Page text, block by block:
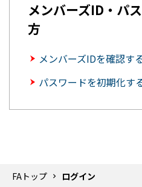
メンバーズID・パ
方
メンバーズIDを確認す
パスワードを初期化す
FAトップ ログイン